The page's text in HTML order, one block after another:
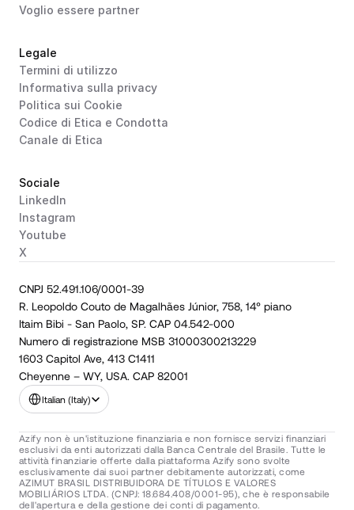
Voglio essere partner
Legale
Termini di utilizzo
Informativa sulla privacy
Politica sui Cookie
Codice di Etica e Condotta
Canale di Etica
Sociale
LinkedIn
Instagram
Youtube
X
CNPJ 52.491.106/0001-39
R. Leopoldo Couto de Magalhães Júnior, 758, 14° piano
Itaim Bibi - San Paolo, SP. CAP 04.542-000
Numero di registrazione MSB 31000300213229
1603 Capitol Ave, 413 C1411
Cheyenne – WY, USA. CAP 82001
Select Language
Italian (Italy)
Azify non è un'istituzione finanziaria e non fornisce servizi finanziari
esclusivi da enti autorizzati dalla Banca Centrale del Brasile. Tutte le
attività finanziarie offerte dalla piattaforma Azify sono svolte
esclusivamente dai suoi partner debitamente autorizzati, come
AZIMUT BRASIL DISTRIBUIDORA DE TÍTULOS E VALORES
MOBILIÁRIOS LTDA. (CNPJ: 18.684.408/0001-95), che è responsabile
dell'apertura e della gestione dei conti di pagamento.